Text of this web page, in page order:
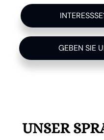
GEBEN SIE
UNSER